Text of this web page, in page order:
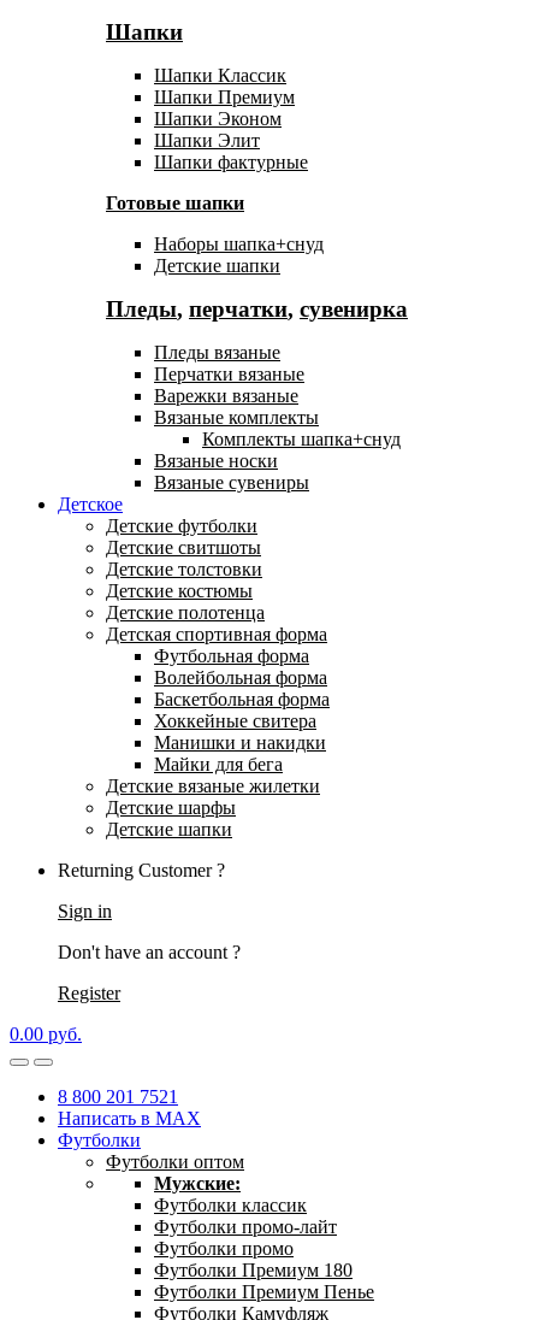
Шапки
Шапки Классик
Шапки Премиум
Шапки Эконом
Шапки Элит
Шапки фактурные
Готовые шапки
Наборы шапка+снуд
Детские шапки
Пледы, перчатки, сувенирка
Пледы вязаные
Перчатки вязаные
Варежки вязаные
Вязаные комплекты
Комплекты шапка+снуд
Вязаные носки
Вязаные сувениры
Детское
Детские футболки
Детские свитшоты
Детские толстовки
Детские костюмы
Детские полотенца
Детская спортивная форма
Футбольная форма
Волейбольная форма
Баскетбольная форма
Хоккейные свитера
Манишки и накидки
Майки для бега
Детские вязаные жилетки
Детские шарфы
Детские шапки
Returning Customer ?
Sign in
Don't have an account ?
Register
0.00 руб.
8 800 201 7521
Написать в MAX
Футболки
Футболки оптом
Мужские:
Футболки классик
Футболки промо-лайт
Футболки промо
Футболки Премиум 180
Футболки Премиум Пенье
Футболки Камуфляж